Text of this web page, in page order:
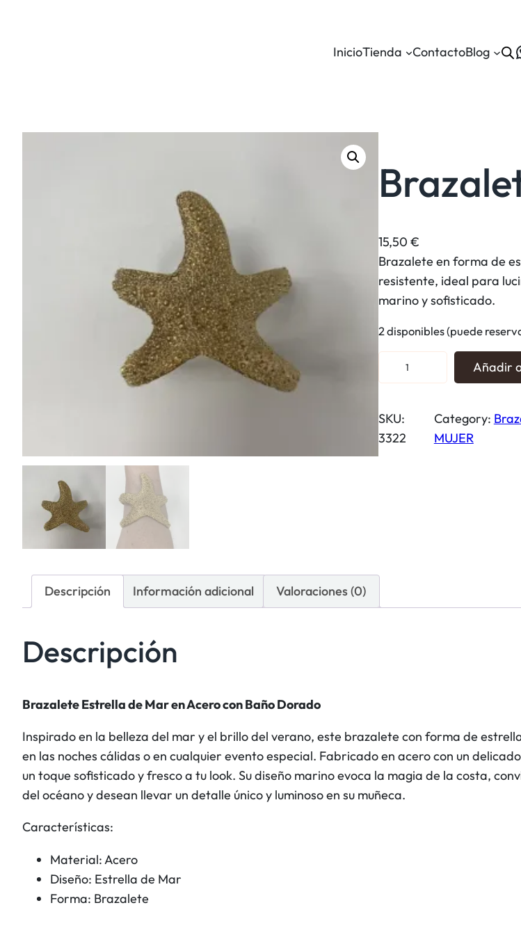
InicioTienda ContactoBlog
15,50 €
Brazalete en forma de
resistente, ideal para
marino y sofisticado.
2 disponibles (puede
r
z
a
l
t
e
r
n
Añadir
SKU:
3322
Category:
MUJER
Descripción Información adicional Valoraciones (0)
Descripción
Brazalete Estrella de Mar en Acero con Baño Dorado
Inspirado en la belleza del mar y el brillo del verano, este brazalete con forma de
en las noches cálidas o en cualquier evento especial. Fabricado en acero con un
un toque sofisticado y fresco a tu look. Su diseño marino evoca la magia de la costa,
del océano y desean llevar un detalle único y luminoso en su muñeca.
Características:
Material: Acero
Diseño: Estrella de Mar
Forma: Brazalete